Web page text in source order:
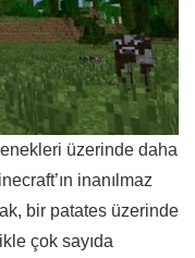
üzerinde daha
inanılmaz
bir patates üzerinde
çok sayıda